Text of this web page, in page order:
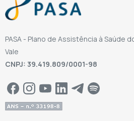
PASA - Plano de Assistência à Saúde
Vale
CNPJ: 39.419.809/0001-98